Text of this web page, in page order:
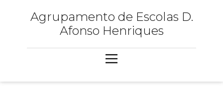
Agrupamento de Escolas D.
Afonso Henriques